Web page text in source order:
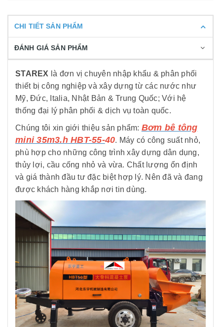
CHI TIẾT SẢN PHẨM
ĐÁNH GIÁ SẢN PHẨM
STAREX là đơn vị chuyên nhập khẩu & phân phối
thiết bị công nghiệp và xây dựng từ các nước như
Mỹ, Đức, Italia, Nhật Bản & Trung Quốc; Với hệ
thống đại lý phân phối & dịch vụ toàn quốc.
Chúng tôi xin giới thiệu sản phẩm: Bơm bê tông
mini 35m3.h HBT-55-40. Máy có công suất nhỏ,
phù hợp cho những công trình xây dựng dân dụng,
thủy lợi, cầu cống nhỏ và vừa. Chất lượng ổn định
và giá thành đầu tư đặc biệt hợp lý. Nên đã và đang
được khách hàng khắp nơi tin dùng.